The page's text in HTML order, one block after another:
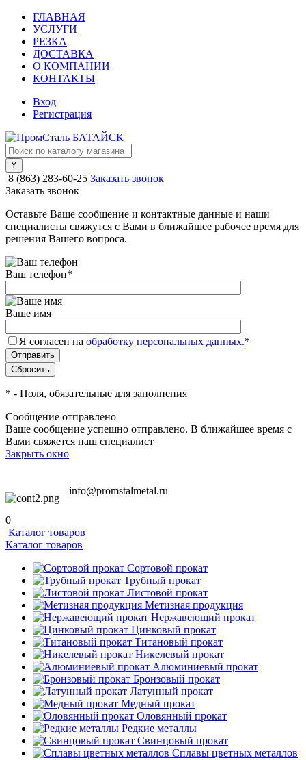
ГЛАВНАЯ
УСЛУГИ
РЕЗКА
ДОСТАВКА
О КОМПАНИИ
КОНТАКТЫ
Вход
Регистрация
8 (863) 283-60-25 Заказать звонок
Заказать звонок
Оставьте Ваше сообщение и контактные данные и наши
специалисты свяжутся с Вами в ближайшее рабочее время для
решения Вашего вопроса.
Ваш телефон*
Ваше имя
Я согласен на обработку персональных данных.*
* - Поля, обязательные для заполнения
Сообщение отправлено
Ваше сообщение успешно отправлено. В ближайшее время с
Вами свяжется наш специалист
Закрыть окно
info@promstalmetal.ru
0
Каталог товаров
Каталог товаров
Сортовой прокат
Трубный прокат
Листовой прокат
Метизная продукция
Нержавеющий прокат
Цинковый прокат
Титановый прокат
Никелевый прокат
Алюминиевый прокат
Бронзовый прокат
Латунный прокат
Медный прокат
Оловянный прокат
Редкие металлы
Свинцовый прокат
Сплавы цветных металлов